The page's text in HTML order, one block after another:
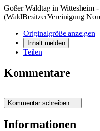
Goßer Waldtag in Wittesheim
(WaldBesitzerVereinigung
Originalgröße anzeigen
Inhalt melden
Teilen
Kommentare
Kommentar schreiben …
Informationen